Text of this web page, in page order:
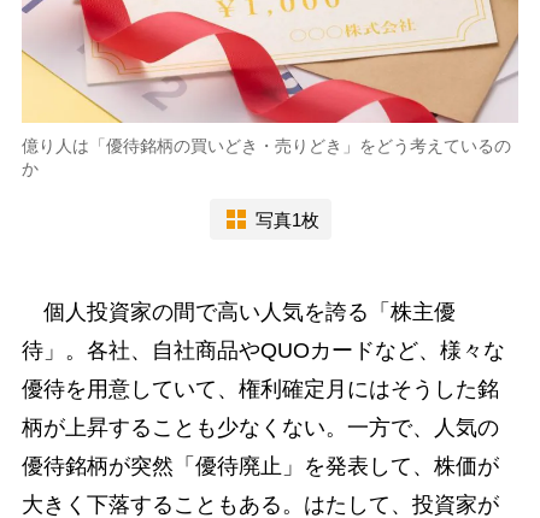
億り人は「優待銘柄の買いどき・売りどき」をどう考えているの
か
写真1枚
個人投資家の間で高い人気を誇る「株主優
待」。各社、自社商品やQUOカードなど、様々な
優待を用意していて、権利確定月にはそうした銘
柄が上昇することも少なくない。一方で、人気の
優待銘柄が突然「優待廃止」を発表して、株価が
大きく下落することもある。はたして、投資家が